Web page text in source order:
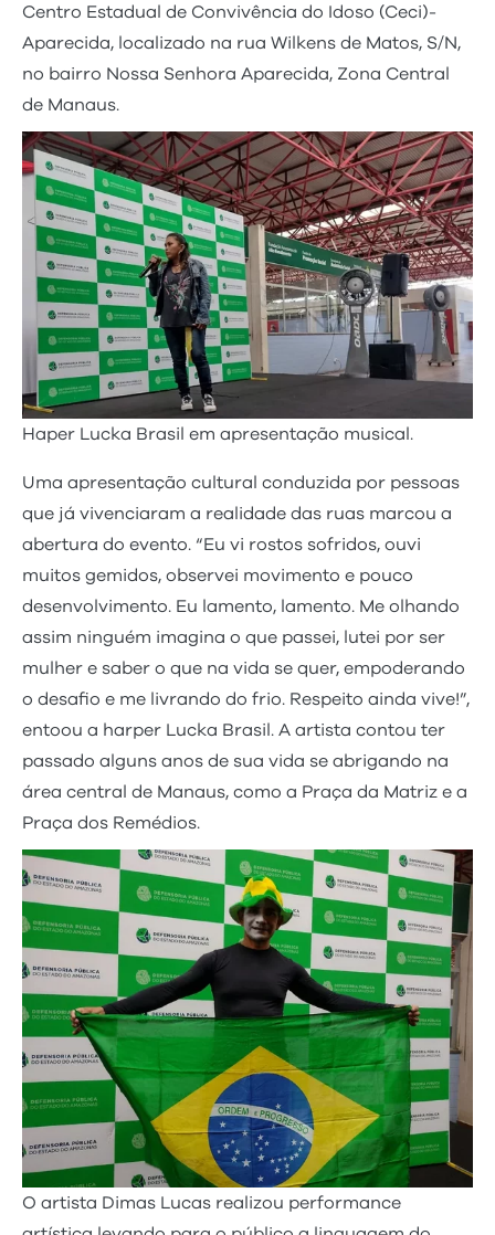
Centro Estadual de Convivência do Idoso (Ceci)-
Aparecida, localizado na rua Wilkens de Matos, S/N,
no bairro Nossa Senhora Aparecida, Zona Central
de Manaus.
Haper Lucka Brasil em apresentação musical.
Uma apresentação cultural conduzida por pessoas
que já vivenciaram a realidade das ruas marcou a
abertura do evento. “Eu vi rostos sofridos, ouvi
muitos gemidos, observei movimento e pouco
desenvolvimento. Eu lamento, lamento. Me olhando
assim ninguém imagina o que passei, lutei por ser
mulher e saber o que na vida se quer, empoderando
o desafio e me livrando do frio. Respeito ainda vive!”,
entoou a harper Lucka Brasil. A artista contou ter
passado alguns anos de sua vida se abrigando na
área central de Manaus, como a Praça da Matriz e a
Praça dos Remédios.
O artista Dimas Lucas realizou performance